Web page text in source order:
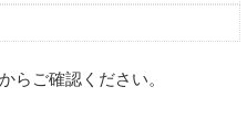
らご確認ください。